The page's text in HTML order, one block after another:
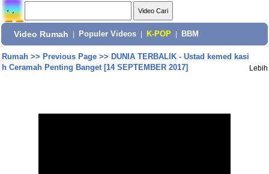
Video Rumah Populer Videos K-POP BBM
Rumah>> Previous Page>> DUNIA TERBALIK - Ustad kemed kasi
h Ceramah Penting Banget [14 SEPTEMBER 2017]
Lebih